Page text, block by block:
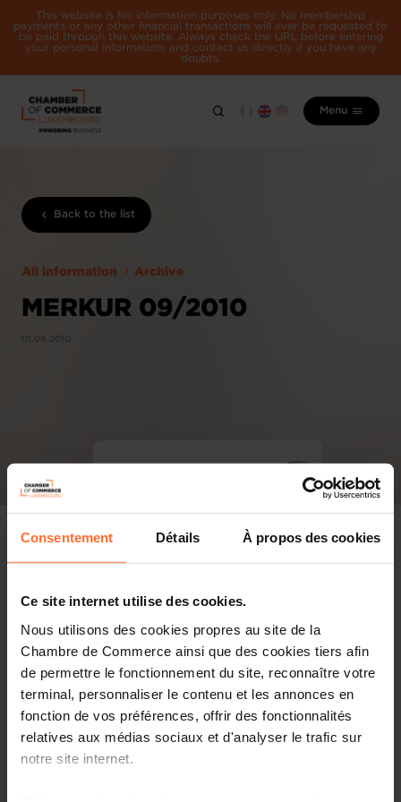
Consentement Détails À propos des cookies
Ce site internet utilise des cookies.
Nous utilisons des cookies propres au site de la
Chambre de Commerce ainsi que des cookies tiers afin
de permettre le fonctionnement du site, reconnaître votre
terminal, personnaliser le contenu et les annonces en
fonction de vos préférences, offrir des fonctionnalités
relatives aux médias sociaux et d'analyser le trafic sur
notre site internet.
This website is for information purposes only. No membership
payments or any other financial transactions will ever be requested to
be paid through this website. Always check the URL before entering
your personal information, and contact us directly if you have any
doubts.
Menu
Back to the list
All information Archive
MERKUR 09/2010